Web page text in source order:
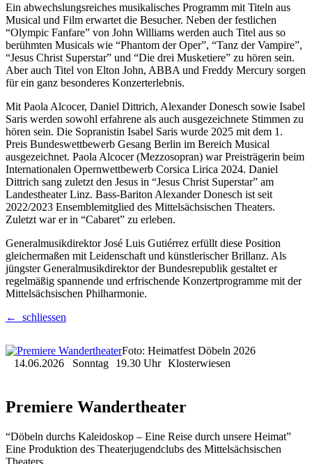
Ein abwechslungsreiches musikalisches Programm mit Titeln aus
Musical und Film erwartet die Besucher. Neben der festlichen
“Olympic Fanfare” von John Williams werden auch Titel aus so
berühmten Musicals wie “Phantom der Oper”, “Tanz der Vampire”,
“Jesus Christ Superstar” und “Die drei Musketiere” zu hören sein.
Aber auch Titel von Elton John, ABBA und Freddy Mercury sorgen
für ein ganz besonderes Konzerterlebnis.
Mit Paola Alcocer, Daniel Dittrich, Alexander Donesch sowie Isabel
Saris werden sowohl erfahrene als auch ausgezeichnete Stimmen zu
hören sein. Die Sopranistin Isabel Saris wurde 2025 mit dem 1.
Preis Bundeswettbewerb Gesang Berlin im Bereich Musical
ausgezeichnet. Paola Alcocer (Mezzosopran) war Preisträgerin beim
Internationalen Opernwettbewerb Corsica Lirica 2024. Daniel
Dittrich sang zuletzt den Jesus in “Jesus Christ Superstar” am
Landestheater Linz. Bass-Bariton Alexander Donesch ist seit
2022/2023 Ensemblemitglied des Mittelsächsischen Theaters.
Zuletzt war er in “Cabaret” zu erleben.
Generalmusikdirektor José Luis Gutiérrez erfüllt diese Position
gleichermaßen mit Leidenschaft und künstlerischer Brillanz. Als
jüngster Generalmusikdirektor der Bundesrepublik gestaltet er
regelmäßig spannende und erfrischende Konzertprogramme mit der
Mittelsächsischen Philharmonie.
← schliessen
Foto: Heimatfest Döbeln 2026
14.06.2026
Sonntag 19.30 Uhr Klosterwiesen
Premiere Wandertheater
“Döbeln durchs Kaleidoskop – Eine Reise durch unsere Heimat”
Eine Produktion des Theaterjugendclubs des Mittelsächsischen
Theaters